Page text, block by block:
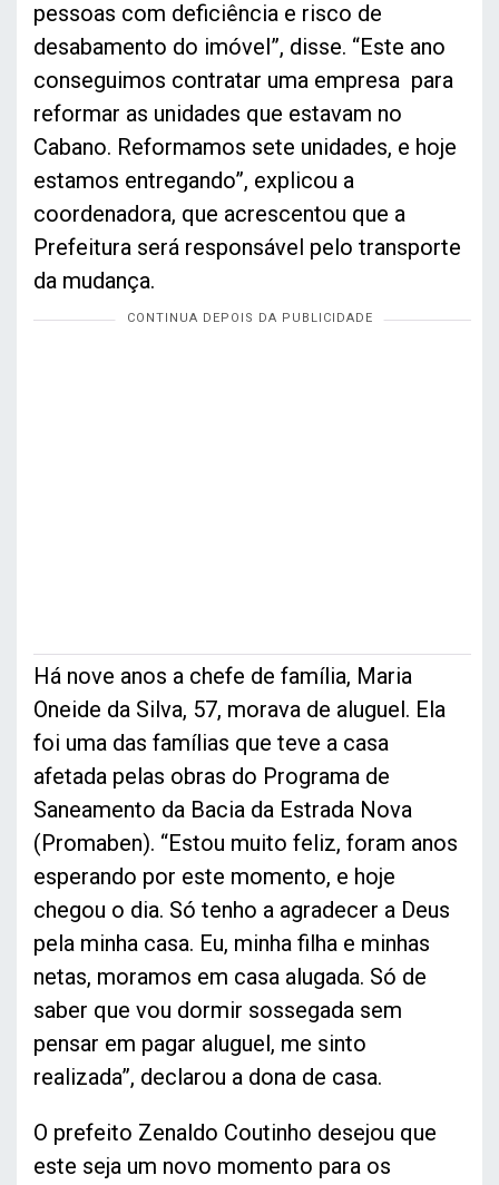
pessoas com deficiência e risco de
desabamento do imóvel”, disse. “Este ano
conseguimos contratar uma empresa para
reformar as unidades que estavam no
Cabano. Reformamos sete unidades, e hoje
estamos entregando”, explicou a
coordenadora, que acrescentou que a
Prefeitura será responsável pelo transporte
da mudança.
Há nove anos a chefe de família, Maria
Oneide da Silva, 57, morava de aluguel. Ela
foi uma das famílias que teve a casa
afetada pelas obras do Programa de
Saneamento da Bacia da Estrada Nova
(Promaben). “Estou muito feliz, foram anos
esperando por este momento, e hoje
chegou o dia. Só tenho a agradecer a Deus
pela minha casa. Eu, minha filha e minhas
netas, moramos em casa alugada. Só de
saber que vou dormir sossegada sem
pensar em pagar aluguel, me sinto
realizada”, declarou a dona de casa.
O prefeito Zenaldo Coutinho desejou que
este seja um novo momento para os